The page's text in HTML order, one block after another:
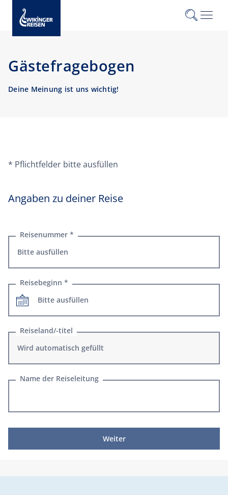
Gästefragebogen
Deine Meinung ist uns wichtig!
* Pflichtfelder bitte ausfüllen
Angaben zu deiner Reise
Reisenummer *
Reisebeginn *
Reiseland/-titel
Name der Reiseleitung
Weiter